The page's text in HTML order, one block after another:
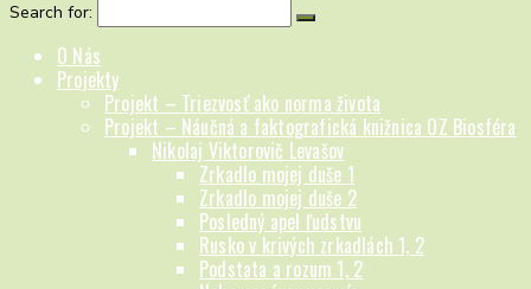
Search for:
O Nás
Projekty
Projekt – Triezvosť ako norma života
Projekt – Náučná a faktografická knižnica OZ Biosféra
Nikolaj Viktorovič Levašov
Zrkadlo mojej duše 1
Zrkadlo mojej duše 2
Posledný apel ľudstvu
Rusko v krivých zrkadlách 1, 2
Podstata a rozum 1, 2